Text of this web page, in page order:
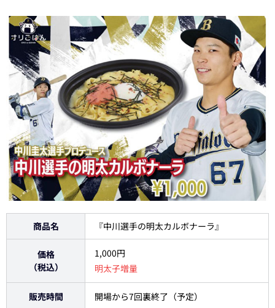
商品名 『中川選手の明太カルボナーラ』
価格
（税込）
1,000円
明太子増量
販売時間 開場から7回裏終了（予定）